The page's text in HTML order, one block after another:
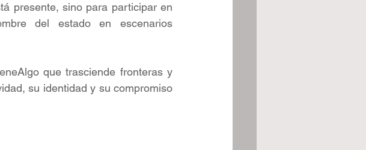
presente, sino para participar en
del estado en escenarios
que trasciende fronteras y
su identidad y su compromiso